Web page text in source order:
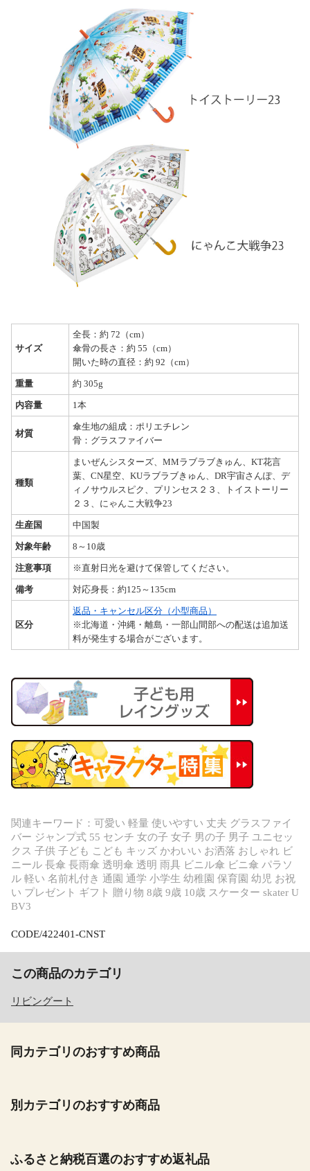
サイズ
全長：約 72（cm）
傘骨の長さ：約 55（cm）
開いた時の直径：約 92（cm）
重量 約 305g
内容量 1本
材質
傘生地の組成：ポリエチレン
骨：グラスファイバー
種類
まいぜんシスターズ、MMラブラブきゅん、KT花言
葉、CN星空、KUラブラブきゅん、DR宇宙さんぽ、デ
ィノサウルスピク、プリンセス２３、トイストーリー
２３、にゃんこ大戦争23
生産国 中国製
対象年齢 8～10歳
注意事項 ※直射日光を避けて保管してください。
備考 対応身長：約125～135cm
区分
返品・キャンセル区分（小型商品）
※北海道・沖縄・離島・一部山間部への配送は追加送
料が発生する場合がございます。
関連キーワード：可愛い 軽量 使いやすい 丈夫 グラスファイ
バー ジャンプ式 55 センチ 女の子 女子 男の子 男子 ユニセッ
クス 子供 子ども こども キッズ かわいい お洒落 おしゃれ ビ
ニール 長傘 長雨傘 透明傘 透明 雨具 ビニル傘 ビニ傘 パラソ
ル 軽い 名前札付き 通園 通学 小学生 幼稚園 保育園 幼児 お祝
い プレゼント ギフト 贈り物 8歳 9歳 10歳 スケーター skater U
BV3
CODE/422401-CNST
この商品のカテゴリ
リビングート
同カテゴリのおすすめ商品
別カテゴリのおすすめ商品
ふるさと納税百選のおすすめ返礼品